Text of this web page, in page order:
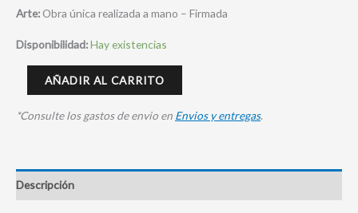
Arte: Obra única realizada a mano – Firmada
Disponibilidad:Hay existencias
AÑADIR AL CARRITO
*Consulte los gastos de envio en Envios y entregas.
Descripción